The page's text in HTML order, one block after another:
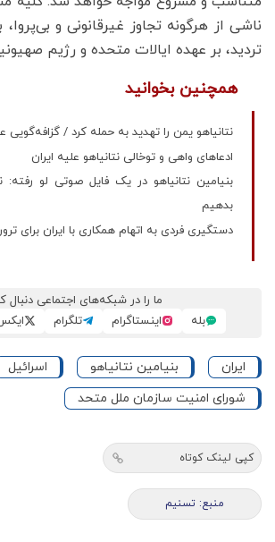
ناشی از هرگونه تجاوز غیرقانونی و
تردید، بر عهده ایالات متحده و رژیم
همچنین بخوانید
نتانیاهو یمن را تهدید به حمله کرد / گزافه‌گویی
ادعاهای واهی و توخالی نتانیاهو علیه ایران
بنیامین نتانیاهو در یک فایل صوتی لو رفته:
بدهیم
دستگیری فردی به اتهام همکاری با ایران برای
ما را در شبکه‌های اجتماعی دنبال
بله
اینستاگرام تلگرام
ایران بنیامین نتانیاهو
اسرائیل
شورای امنیت سازمان ملل متحد
کپی لینک کوتاه
منبع: تسنیم